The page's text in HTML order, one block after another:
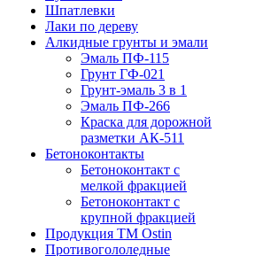
Шпатлевки
Лаки по дереву
Алкидные грунты и эмали
Эмаль ПФ-115
Грунт ГФ-021
Грунт-эмаль 3 в 1
Эмаль ПФ-266
Краска для дорожной
разметки АК-511
Бетоноконтакты
Бетоноконтакт с
мелкой фракцией
Бетоноконтакт с
крупной фракцией
Продукция ТМ Ostin
Противогололедные